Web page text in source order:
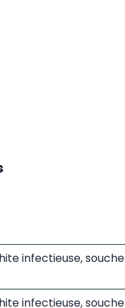
infectieuse, souche
infectieuse, souche